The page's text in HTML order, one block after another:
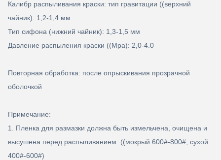
Калибр распыливания краски: тип гравитации ((верхний
чайник): 1,2-1,4 мм
Тип сифона (нижний чайник): 1,3-1,5 мм
Давление распыления краски ((Mpa): 2,0-4.0
Повторная обработка: после опрыскивания прозрачной
оболочкой
Примечание:
1. Пленка для размазки должна быть измельчена, очищена и
высушена перед распыливанием. ((мокрый 600#-800#, сухой
400#-600#)